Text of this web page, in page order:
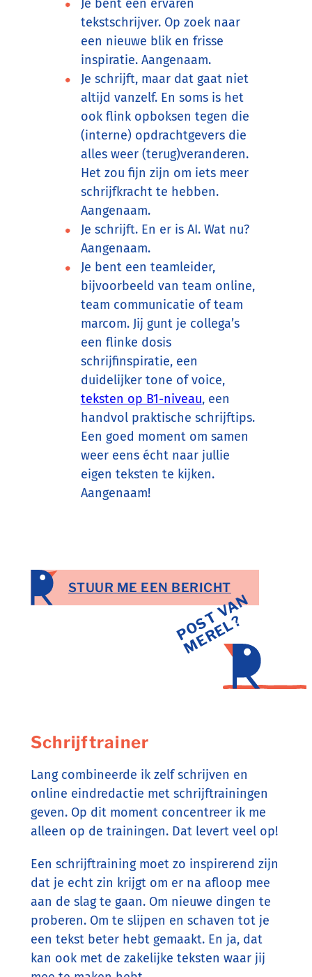
Je bent een ervaren
tekstschrijver. Op zoek naar
een nieuwe blik en frisse
inspiratie. Aangenaam.
Je schrijft, maar dat gaat niet
altijd vanzelf. En soms is het
ook flink opboksen tegen die
(interne) opdrachtgevers die
alles weer (terug)veranderen.
Het zou fijn zijn om iets meer
schrijfkracht te hebben.
Aangenaam.
Je schrijft. En er is AI. Wat nu?
Aangenaam.
Je bent een teamleider,
bijvoorbeeld van team online,
team communicatie of team
marcom. Jij gunt je collega’s
een flinke dosis
schrijfinspiratie, een
duidelijker tone of voice,
teksten op B1-niveau, een
handvol praktische schrijftips.
Een goed moment om samen
weer eens écht naar jullie
eigen teksten te kijken.
Aangenaam!
STUUR ME EEN BERICHT
P
O
S
T
V
A
N
M
E
R
E
L
?
Schrijftrainer
Lang combineerde ik zelf schrijven en
online eindredactie met schrijftrainingen
geven. Op dit moment concentreer ik me
alleen op de trainingen. Dat levert veel op!
Een schrijftraining moet zo inspirerend zijn
dat je echt zin krijgt om er na afloop mee
aan de slag te gaan. Om nieuwe dingen te
proberen. Om te slijpen en schaven tot je
een tekst beter hebt gemaakt. En ja, dat
kan ook met de zakelijke teksten waar jij